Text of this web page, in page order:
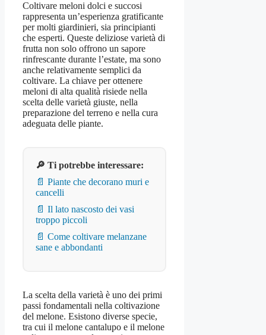
Coltivare meloni dolci e succosi
rappresenta un’esperienza gratificante
per molti giardinieri, sia principianti
che esperti. Queste deliziose varietà di
frutta non solo offrono un sapore
rinfrescante durante l’estate, ma sono
anche relativamente semplici da
coltivare. La chiave per ottenere
meloni di alta qualità risiede nella
scelta delle varietà giuste, nella
preparazione del terreno e nella cura
adeguata delle piante.
🔎 Ti potrebbe interessare:
📄 Piante che decorano muri e
cancelli
📄 Il lato nascosto dei vasi
troppo piccoli
📄 Come coltivare melanzane
sane e abbondanti
La scelta della varietà è uno dei primi
passi fondamentali nella coltivazione
del melone. Esistono diverse specie,
tra cui il melone cantalupo e il melone